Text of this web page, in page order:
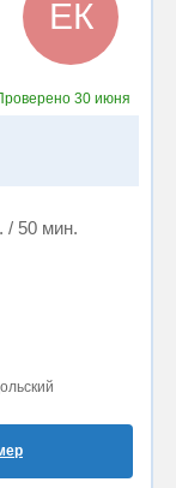
ЕК
30 июня
/ 50 мин.